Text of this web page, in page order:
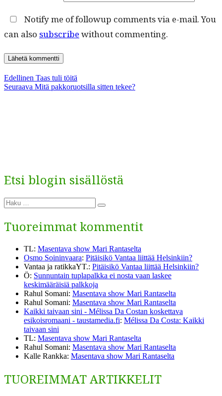
Notify me of followup comments via e-mail. You
can also subscribe without commenting.
Artikkelien
Edellinen Edellinen
artikkeli:
Taas tuli töitä
Seuraava Seuraava
Mitä pakkoruotsilla sitten tekee?
Etsi blogin sisällöstä
Etsi:
Haku
Tuoreimmat kommentit
TL: Masentava show Mari Rantaselta
Osmo Soininvaara: Pitäisikö Vantaa liittää Helsinkiin?
Vantaa ja ratikkaYT.: Pitäisikö Vantaa liittää Helsinkiin?
Ö: Sunnuntain tuplapalkka ei nosta vaan laskee
keskimääräisiä palkkoja
Rahul Somani: Masentava show Mari Rantaselta
Rahul Somani: Masentava show Mari Rantaselta
Kaikki taivaan sini - Mélissa Da Costan koskettava
esikoisromaani - taustamedia.fi: Mélissa Da Costa: Kaikki
taivaan sini
TL: Masentava show Mari Rantaselta
Rahul Somani: Masentava show Mari Rantaselta
Kalle Rankka: Masentava show Mari Rantaselta
TUOREIMMAT ARTIKKELIT